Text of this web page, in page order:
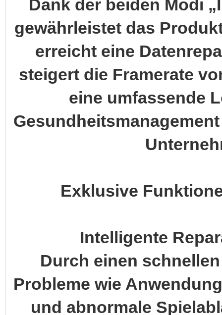
Dank der beiden Modi
gewährleistet das
erreicht eine
steigert die Framerate
eine umfassende
Exklusive
Intelligente
Durch einen
Probleme wie
und abnormale